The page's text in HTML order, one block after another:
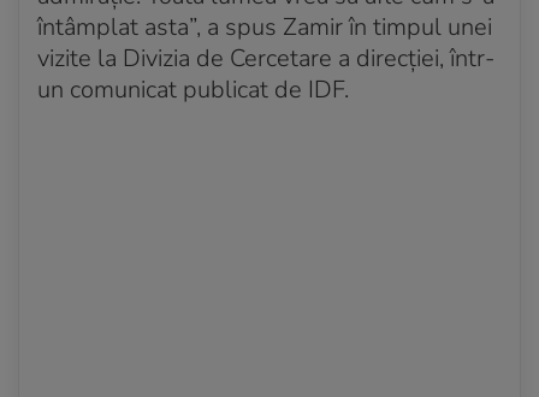
întâmplat asta”, a spus Zamir în timpul unei
vizite la Divizia de Cercetare a direcției, într-
un comunicat publicat de IDF.